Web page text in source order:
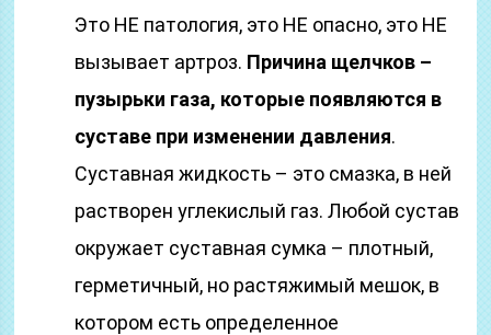
Это НЕ патология, это НЕ опасно, это НЕ
вызывает артроз. Причина щелчков –
пузырьки газа, которые появляются в
суставе при изменении давления.
Суставная жидкость – это смазка, в ней
растворен углекислый газ. Любой сустав
окружает суставная сумка – плотный,
герметичный, но растяжимый мешок, в
котором есть определенное